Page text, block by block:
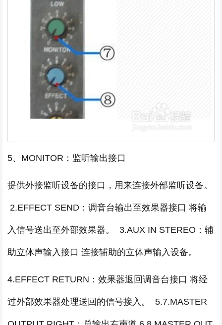
5、MONITOR：监听输出接口
提供外接监听设备的接口，用来连接外部监听设备。
2.EFFECT SEND：调音台输出至效果器接口 将输
入信号送出至外部效果器。 3.AUX IN STEREO：辅
助立体声输入接口 连接辅助的立体声输入设备。
4.EFFECT RETURN：效果器返回调音台接口 将经
过外部效果器处理送回的信号接入。 5.7.MASTER